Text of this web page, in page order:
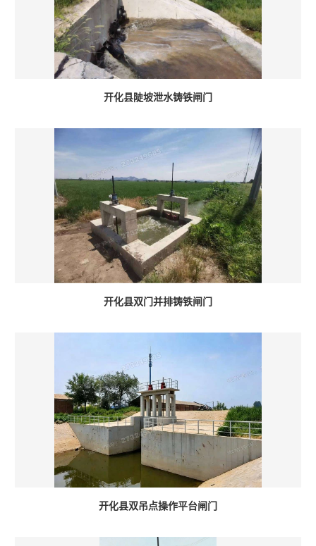
开化县陡坡泄水铸铁闸门
开化县双门并排铸铁闸门
开化县双吊点操作平台闸门